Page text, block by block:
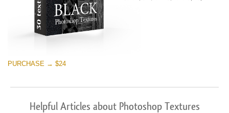
PURCHASE → $24
Helpful Articles about Photoshop Textures